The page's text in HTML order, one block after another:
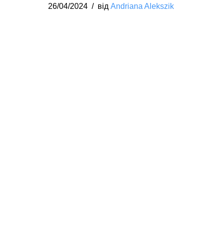
26/04/2024 від Andriana Alekszik